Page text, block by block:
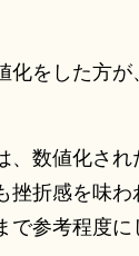
化をした方
、数値化さ
挫折感を味
で参考程度に